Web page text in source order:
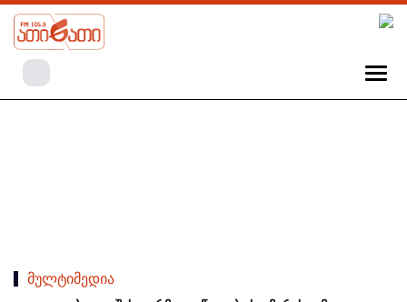
მულტიმედია